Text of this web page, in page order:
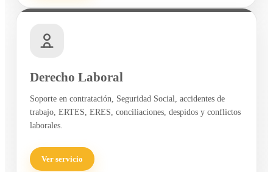
Derecho Laboral
Soporte en contratación, Seguridad Social, accidentes de
trabajo, ERTES, ERES, conciliaciones, despidos y conflictos
laborales.
Ver servicio